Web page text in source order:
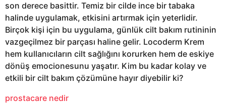
son derece basittir. Temiz bir cilde ince bir tabaka
halinde uygulamak, etkisini artırmak için yeterlidir.
Birçok kişi için bu uygulama, günlük cilt bakım rutininin
vazgeçilmez bir parçası haline gelir. Locoderm Krem
hem kullanıcıların cilt sağlığını korurken hem de eskiye
dönüş emocionesunu yaşatır. Kim bu kadar kolay ve
etkili bir cilt bakım çözümüne hayır diyebilir ki?
prostacare nedir